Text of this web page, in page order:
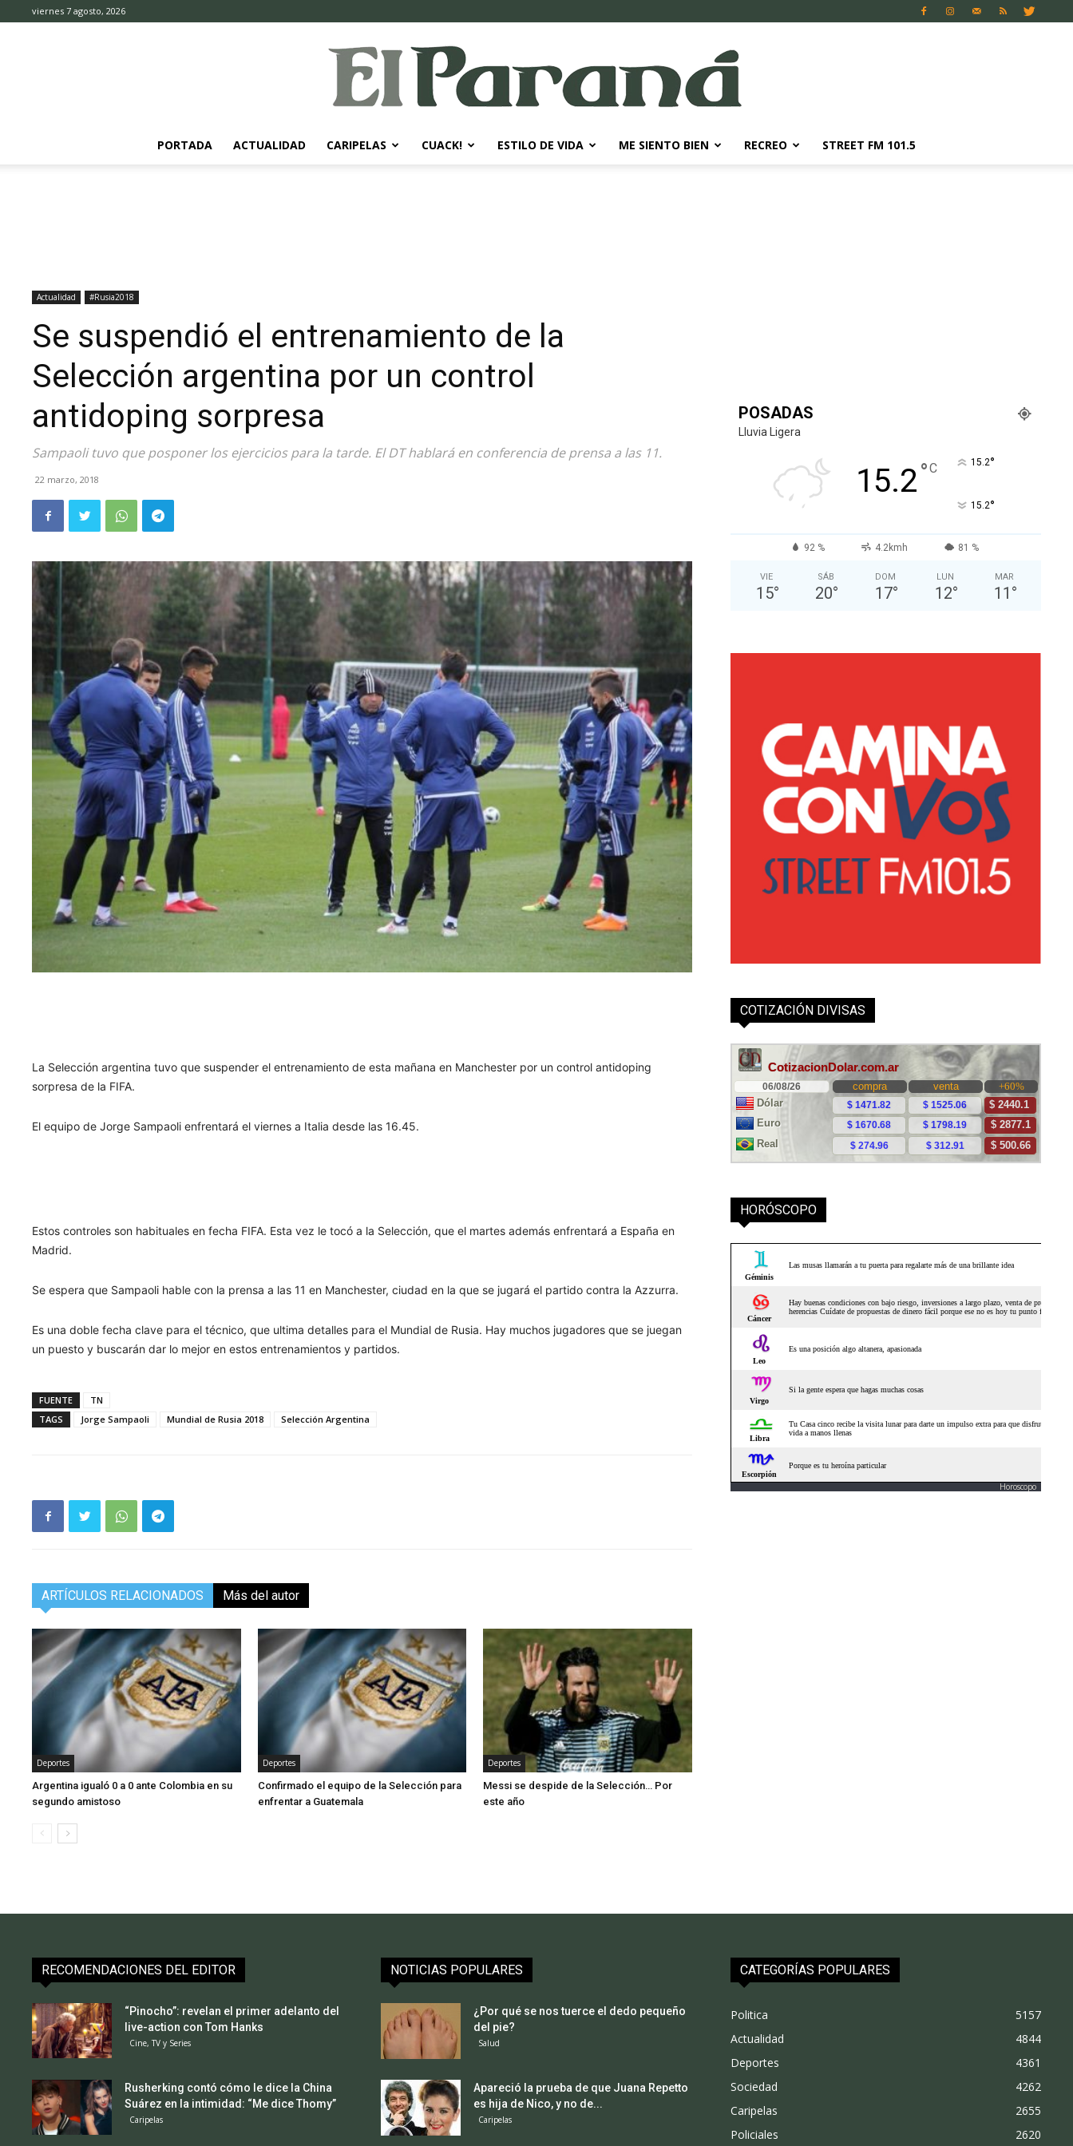
viernes 7 agosto, 2026
PORTADA ACTUALIDAD CARIPELAS CUACK! ESTILO DE VIDA ME SIENTO BIEN RECREO STREET FM 101.5
Actualidad #Rusia2018
Se suspendió el entrenamiento de la
Selección argentina por un control
antidoping sorpresa
Sampaoli tuvo que posponer los ejercicios para la tarde. El DT hablará en conferencia de prensa a las 11.
22 marzo, 2018
La Selección argentina tuvo que suspender el entrenamiento de esta mañana en Manchester por un control antidoping
sorpresa de la FIFA.
El equipo de Jorge Sampaoli enfrentará el viernes a Italia desde las 16.45.
Estos controles son habituales en fecha FIFA. Esta vez le tocó a la Selección, que el martes además enfrentará a España en
Madrid.
Se espera que Sampaoli hable con la prensa a las 11 en Manchester, ciudad en la que se jugará el partido contra la Azzurra.
Es una doble fecha clave para el técnico, que ultima detalles para el Mundial de Rusia. Hay muchos jugadores que se juegan
un puesto y buscarán dar lo mejor en estos entrenamientos y partidos.
FUENTE
TN
TAGS
Jorge Sampaoli Mundial de Rusia 2018 Selección Argentina
ARTÍCULOS RELACIONADOS Más del autor
Deportes
Argentina igualó 0 a 0 ante Colombia en su
segundo amistoso
Deportes
Confirmado el equipo de la Selección para
enfrentar a Guatemala
Deportes
Messi se despide de la Selección… Por
este año
POSADAS
Lluvia Ligera
15.2°C 15.2°
15.2°
92 % 4.2kmh 81 %
VIE
15°
SÁB
20°
DOM
17°
LUN
12°
MAR
11 °
COTIZACIÓN DIVISAS
HORÓSCOPO
Horoscopo
RECOMENDACIONES DEL EDITOR
“Pinocho”: revelan el primer adelanto del
live-action con Tom Hanks
Cine, TV y Series
Rusherking contó cómo le dice la China
Suárez en la intimidad: “Me dice Thomy”
Caripelas
NOTICIAS POPULARES
¿Por qué se nos tuerce el dedo pequeño
del pie?
Salud
Apareció la prueba de que Juana Repetto
es hija de Nico, y no de...
Caripelas
CATEGORÍAS POPULARES
Politica
5157
Actualidad
4844
Deportes
4361
Sociedad
4262
Caripelas
2655
Policiales
2620